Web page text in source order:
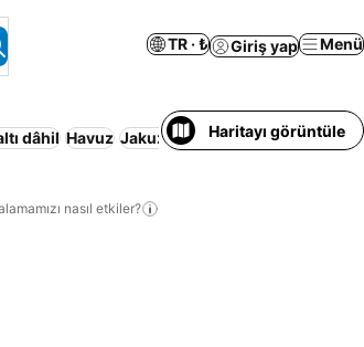
TR · ₺ Giriş yap Menü
dâhil Havuz Jakuzi Otopark
Haritayı görüntüle
nasıl etkiler?
ekle